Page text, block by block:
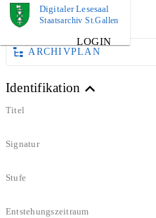
Digitaler Lesesaal
Staatsarchiv St.Gallen
LOGIN
DOKUMENT
ARCHIVPLAN
Identifikation
Titel
Signatur
Stufe
Entstehungszeitraum